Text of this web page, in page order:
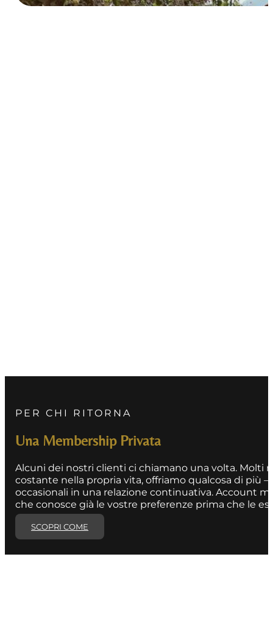
PER CHI RITORNA
Una Membership Privata
Alcuni dei nostri clienti ci chiamano una volta. Molti
costante nella propria vita, offriamo qualcosa di
occasionali in una relazione continuativa. Account
che conosce già le vostre preferenze prima che le
SCOPRI COME